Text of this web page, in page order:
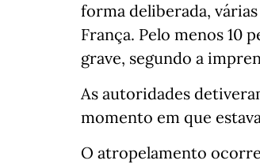
forma deliberada,
França. Pelo menos 10
grave, segundo a
As autoridades
momento em que
O atropelamento